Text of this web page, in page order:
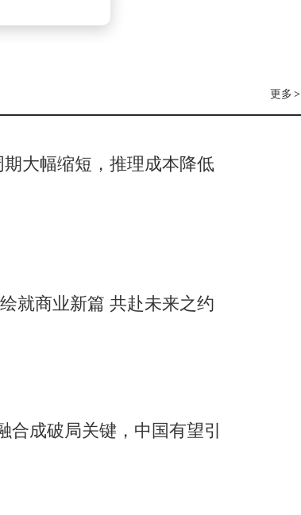
业绩数据印证了技术优势：2026年一季度，公司营
年订单，1.6T产品需求正从百万级向数千万只跃
张，预付款项从年初的1.34亿元飙升至14.88亿
严峻考验。这种“卡脖子”风险，折射出中国光模块
两席——除中际旭创外，天孚通信同样扎根于此。
业长光华芯，再到永鼎股份、亨通光电等光纤光缆
州，半小时车程内就能找到陶瓷封装基板、高阶PC
能+”城市行动方案（2025-2026年）》明确提出：
500亿元AI基金群。目前，苏州工业园区已聚集人
步，到如今支撑全球AI算力的“数字血管”，苏州的
更多 >
大幅缩短，推理成本降低
就商业新篇 共赴未来之约
成破局关键，中国有望引